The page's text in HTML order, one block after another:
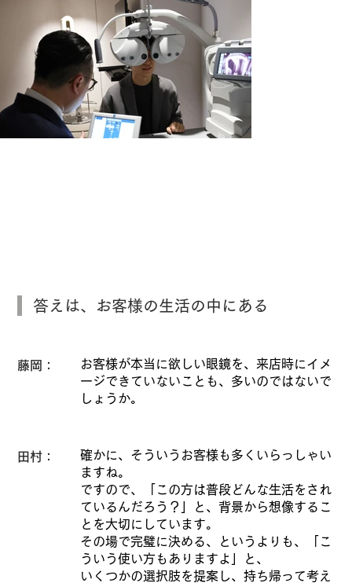
答えは、お客様の生活の中にある
藤岡：
お客様が本当に欲しい眼鏡を、来店時にイメ
ージできていないことも、多いのではないで
しょうか。
田村：
確かに、そういうお客様も多くいらっしゃい
ますね。
ですので、「この方は普段どんな生活をされ
ているんだろう？」と、背景から想像するこ
とを大切にしています。
その場で完璧に決める、というよりも、「こ
ういう使い方もありますよ」と、
いくつかの選択肢を提案し、持ち帰って考え